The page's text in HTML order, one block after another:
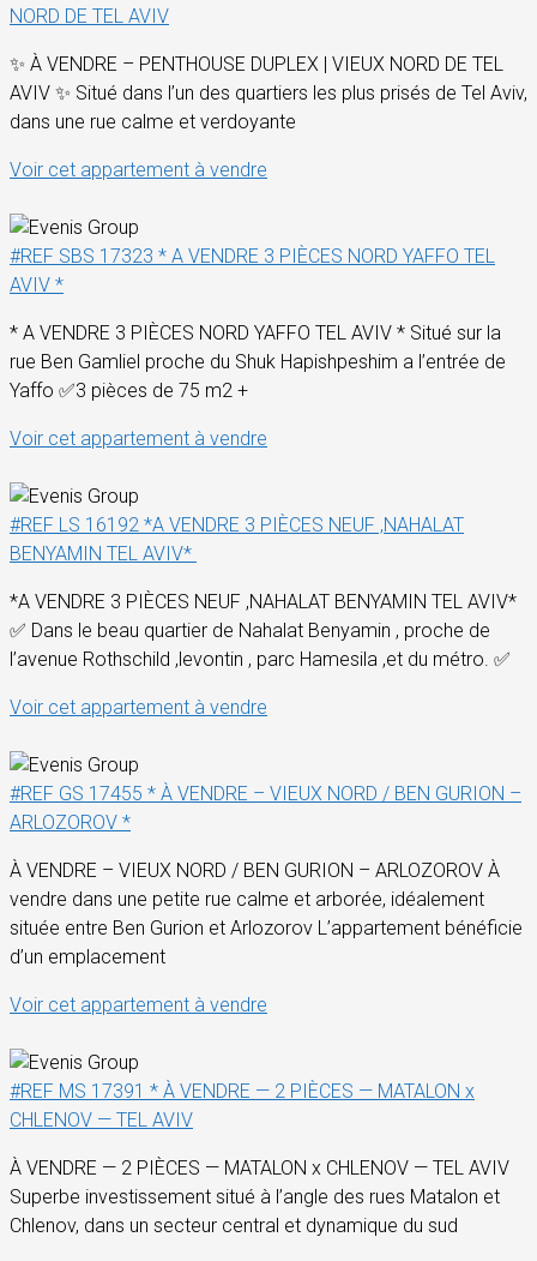
NORD DE TEL AVIV
✨ À VENDRE – PENTHOUSE DUPLEX | VIEUX NORD DE TEL
AVIV ✨ Situé dans l’un des quartiers les plus prisés de Tel Aviv,
dans une rue calme et verdoyante
Voir cet appartement à vendre
#REF SBS 17323 * A VENDRE 3 PIÈCES NORD YAFFO TEL
AVIV *
* A VENDRE 3 PIÈCES NORD YAFFO TEL AVIV * Situé sur la
rue Ben Gamliel proche du Shuk Hapishpeshim a l’entrée de
Yaffo ✅3 pièces de 75 m2 +
Voir cet appartement à vendre
#REF LS 16192 *A VENDRE 3 PIÈCES NEUF ,NAHALAT
BENYAMIN TEL AVIV*
*A VENDRE 3 PIÈCES NEUF ,NAHALAT BENYAMIN TEL AVIV*
✅ Dans le beau quartier de Nahalat Benyamin , proche de
l’avenue Rothschild ,levontin , parc Hamesila ,et du métro. ✅
Voir cet appartement à vendre
#REF GS 17455 * À VENDRE – VIEUX NORD / BEN GURION –
ARLOZOROV *
À VENDRE – VIEUX NORD / BEN GURION – ARLOZOROV À
vendre dans une petite rue calme et arborée, idéalement
située entre Ben Gurion et Arlozorov L’appartement bénéficie
d’un emplacement
Voir cet appartement à vendre
#REF MS 17391 * À VENDRE — 2 PIÈCES — MATALON x
CHLENOV — TEL AVIV
À VENDRE — 2 PIÈCES — MATALON x CHLENOV — TEL AVIV
Superbe investissement situé à l’angle des rues Matalon et
Chlenov, dans un secteur central et dynamique du sud